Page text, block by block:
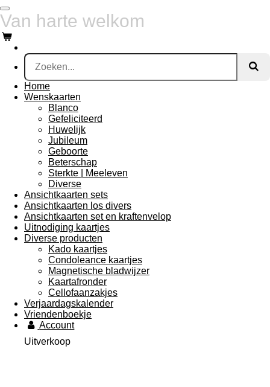
Ga
direct
naar
de
hoofdinhoud
Van harte welkom
Home
Wenskaarten
Blanco
Gefeliciteerd
Huwelijk
Jubileum
Geboorte
Beterschap
Sterkte | Meeleven
Diverse
Ansichtkaarten sets
Ansichtkaarten los divers
Ansichtkaarten set en kraftenvelop
Uitnodiging kaartjes
Diverse producten
Kado kaartjes
Condoleance kaartjes
Magnetische bladwijzer
Kaartafronder
Cellofaanzakjes
Verjaardagskalender
Vriendenboekje
Account
Uitverkoop